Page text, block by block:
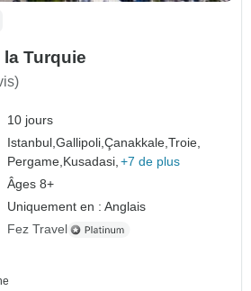
Turquie
10 jours
Istanbul,Gallipoli,Çanakkale,Troie,
Pergame, Kusadasi, +7 de plus
Âges 8+
Uniquement en : Anglais
Fez Travel